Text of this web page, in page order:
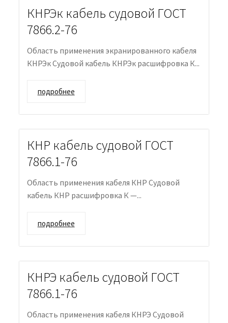
КНРЭк кабель судовой ГОСТ
7866.2-76
Область применения экранированного кабеля
КНРЭк Судовой кабель КНРЭк расшифровка К...
подробнее
КНР кабель судовой ГОСТ
7866.1-76
Область применения кабеля КНР Судовой
кабель КНР расшифровка К —...
подробнее
КНРЭ кабель судовой ГОСТ
7866.1-76
Область применения кабеля КНРЭ Судовой